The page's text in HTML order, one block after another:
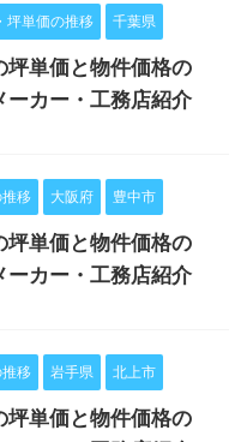
坪単価の推移 千葉県
坪単価と物件価格の
ーカー・工務店紹介
移 大阪府 豊中市
坪単価と物件価格の
ーカー・工務店紹介
移 岩手県 北上市
坪単価と物件価格の